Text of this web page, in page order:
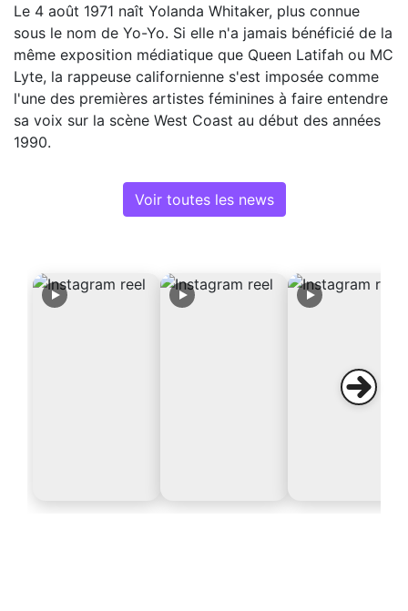
Le 4 août 1971 naît Yolanda Whitaker, plus connue
sous le nom de Yo-Yo. Si elle n'a jamais bénéficié de la
même exposition médiatique que Queen Latifah ou MC
Lyte, la rappeuse californienne s'est imposée comme
l'une des premières artistes féminines à faire entendre
sa voix sur la scène West Coast au début des années
1990.
Voir toutes les news